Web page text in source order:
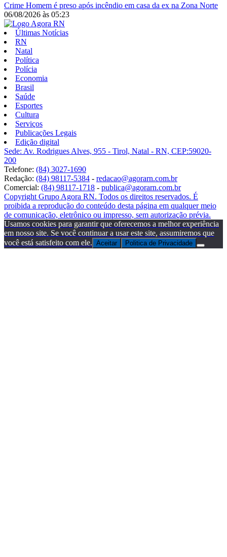
Crime Homem é preso após incêndio em casa da ex na Zona Norte
06/08/2026 às 05:23
Últimas Notícias
RN
Natal
Política
Polícia
Economia
Brasil
Saúde
Esportes
Cultura
Serviços
Publicações Legais
Edição digital
Sede: Av. Rodrigues Alves, 955 - Tirol, Natal - RN, CEP:59020-
200
Telefone: (84) 3027-1690
Redação: (84) 98117-5384 - redacao@agorarn.com.br
Comercial: (84) 98117-1718 - publica@agorarn.com.br
Copyright Grupo Agora RN. Todos os direitos reservados. É
proibida a reprodução do conteúdo desta página em qualquer meio
de comunicação, eletrônico ou impresso, sem autorização prévia.
Usamos cookies para garantir que oferecemos a melhor experiência
em nosso site. Se você continuar a usar este site, assumiremos que
você está satisfeito com ele. Aceitar Politica de Privacidade